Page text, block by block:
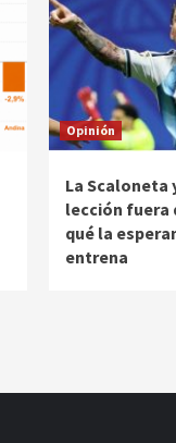
Opinión
La Scaloneta
lección fuera
qué la
entrena